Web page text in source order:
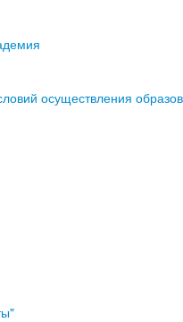
осуществления